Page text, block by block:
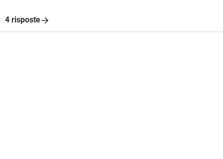
4 risposte